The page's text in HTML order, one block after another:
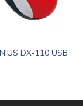
DX-110 USB